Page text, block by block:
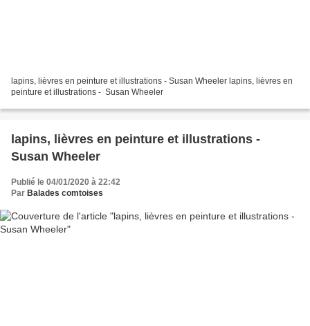
lapins, lièvres en peinture et illustrations - Susan Wheeler lapins, lièvres en
peinture et illustrations - Susan Wheeler
lapins, lièvres en peinture et illustrations -
Susan Wheeler
Publié le 04/01/2020 à 22:42
Par Balades comtoises